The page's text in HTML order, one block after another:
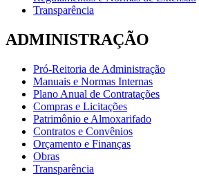
Transparência
ADMINISTRAÇÃO
Pró-Reitoria de Administração
Manuais e Normas Internas
Plano Anual de Contratações
Compras e Licitações
Patrimônio e Almoxarifado
Contratos e Convênios
Orçamento e Finanças
Obras
Transparência